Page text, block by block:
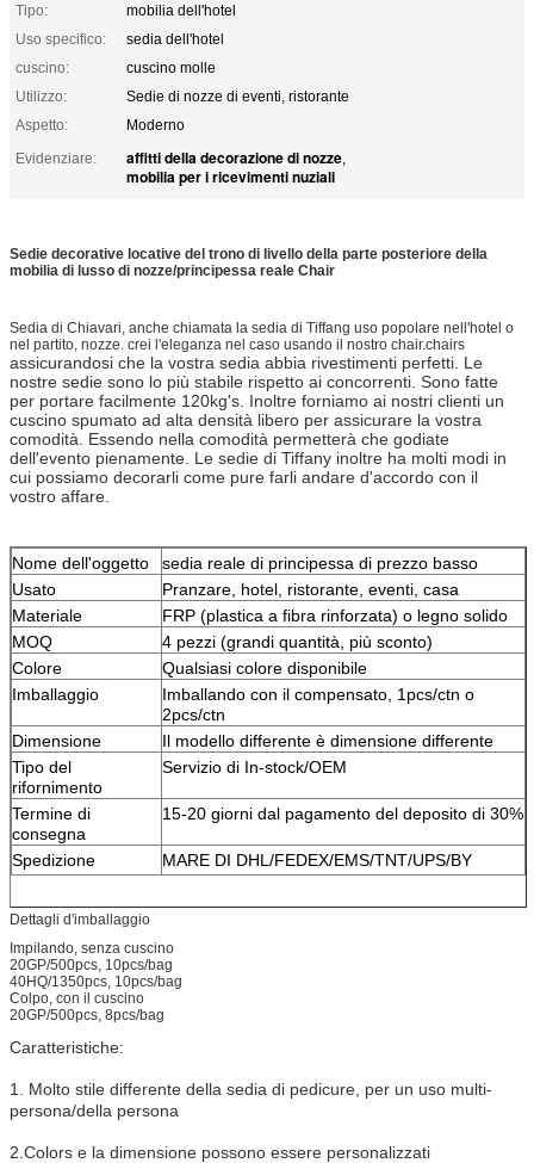
Tipo:
mobilia dell'hotel
Uso specifico:
sedia dell'hotel
cuscino:
cuscino molle
Utilizzo:
Sedie di nozze di eventi, ristorante
Aspetto:
Moderno
Evidenziare:
affitti della decorazione di nozze,
mobilia per i ricevimenti nuziali
Sedie decorative locative del trono di livello della parte posteriore della
mobilia di lusso di nozze/principessa reale Chair
Sedia di Chiavari, anche chiamata la sedia di Tiffang uso popolare nell'hotel o
nel partito, nozze. crei l'eleganza nel caso usando il nostro chair.chairs
assicurandosi che la vostra sedia abbia rivestimenti perfetti. Le
nostre sedie sono lo più stabile rispetto ai concorrenti. Sono fatte
per portare facilmente 120kg's. Inoltre forniamo ai nostri clienti un
cuscino spumato ad alta densità libero per assicurare la vostra
comodità. Essendo nella comodità permetterà che godiate
dell'evento pienamente. Le sedie di Tiffany inoltre ha molti modi in
cui possiamo decorarli come pure farli andare d'accordo con il
vostro affare.
Nome dell'oggetto
sedia reale di principessa di prezzo basso
Usato
Pranzare, hotel, ristorante, eventi, casa
Materiale
FRP (plastica a fibra rinforzata) o legno solido
MOQ
4 pezzi (grandi quantità, più sconto)
Colore
Qualsiasi colore disponibile
Imballaggio
Imballando con il compensato, 1pcs/ctn o
2pcs/ctn
Dimensione
Il modello differente è dimensione differente
Tipo del
rifornimento
Servizio di In-stock/OEM
Termine di
consegna
15-20 giorni dal pagamento del deposito di 30%
Spedizione MARE DI DHL/FEDEX/EMS/TNT/UPS/BY
Dettagli d'imballaggio
Impilando, senza cuscino
20GP/500pcs, 10pcs/bag
40HQ/1350pcs, 10pcs/bag
Colpo, con il cuscino
20GP/500pcs, 8pcs/bag
Caratteristiche:
1. Molto stile differente della sedia di pedicure, per un uso multi-
persona/della persona
2.Colors e la dimensione possono essere personalizzati